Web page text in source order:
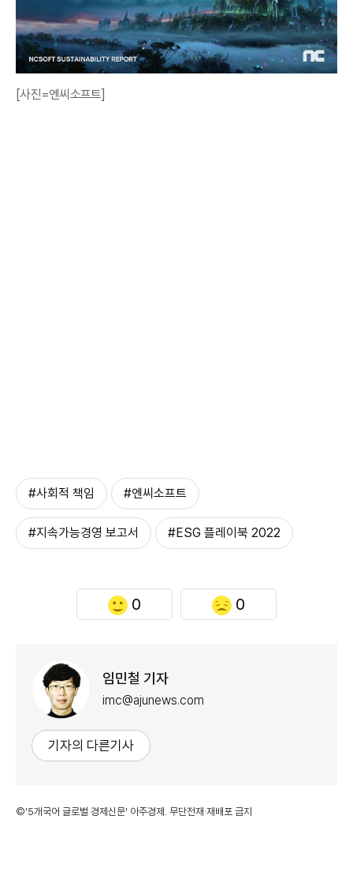
[사진=엔씨소프트]
#사회적 책임 #엔씨소프트
#지속가능경영 보고서 #ESG 플레이북 2022
0 0
임민철 기자
imc@ajunews.com
기자의 다른기사
©'5개국어 글로벌 경제신문' 아주경제. 무단전재·재배포 금지